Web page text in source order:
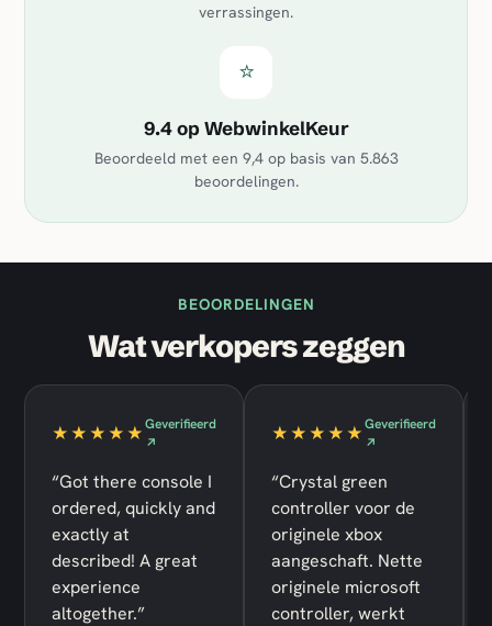
verrassingen.
⭐
9.4 op WebwinkelKeur
Beoordeeld met een 9,4op basis van 5.863
beoordelingen.
BEOORDELINGEN
Wat verkopers zeggen
★★★★★Geverifieerd
↗
“Got there console I
ordered, quickly and
exactly at
described! A great
experience
altogether.”
★★★★★Geverifieerd
↗
“Crystal green
controller voor de
originele xbox
aangeschaft. Nette
originele microsoft
controller, werkt